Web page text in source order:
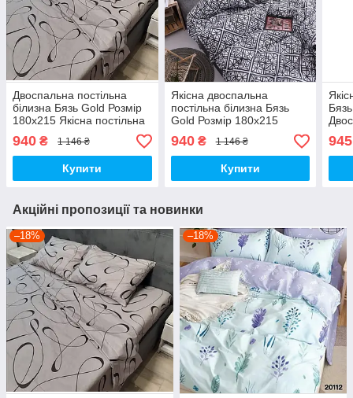
Двоспальна постільна
білизна Бязь Gold Розмір
180х215 Якісна постільна
білизна
940 ₴ 1 146 ₴
Купити
Якісна двоспальна
постільна білизна Бязь
Gold Розмір 180х215
Якісна постільна білизна
940₴ 1 146 ₴
Купити
945
Акційні пропозиції та новинки
–18% –18%